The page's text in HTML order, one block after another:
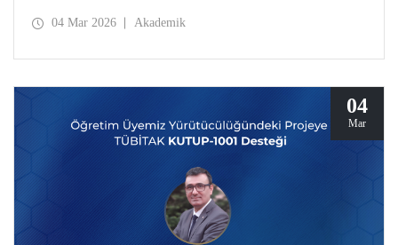
danışma kurulu toplantıları 25 Şubat 2026 tarihinde
04 Mar 2026 Akademik
04
Mar